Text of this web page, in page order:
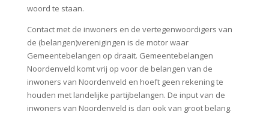
woord te staan.
Contact met de inwoners en de vertegenwoordigers van
de (belangen)verenigingen is de motor waar
Gemeentebelangen op draait. Gemeentebelangen
Noordenveld komt vrij op voor de belangen van de
inwoners van Noordenveld en hoeft geen rekening te
houden met landelijke partijbelangen. De input van de
inwoners van Noordenveld is dan ook van groot belang.